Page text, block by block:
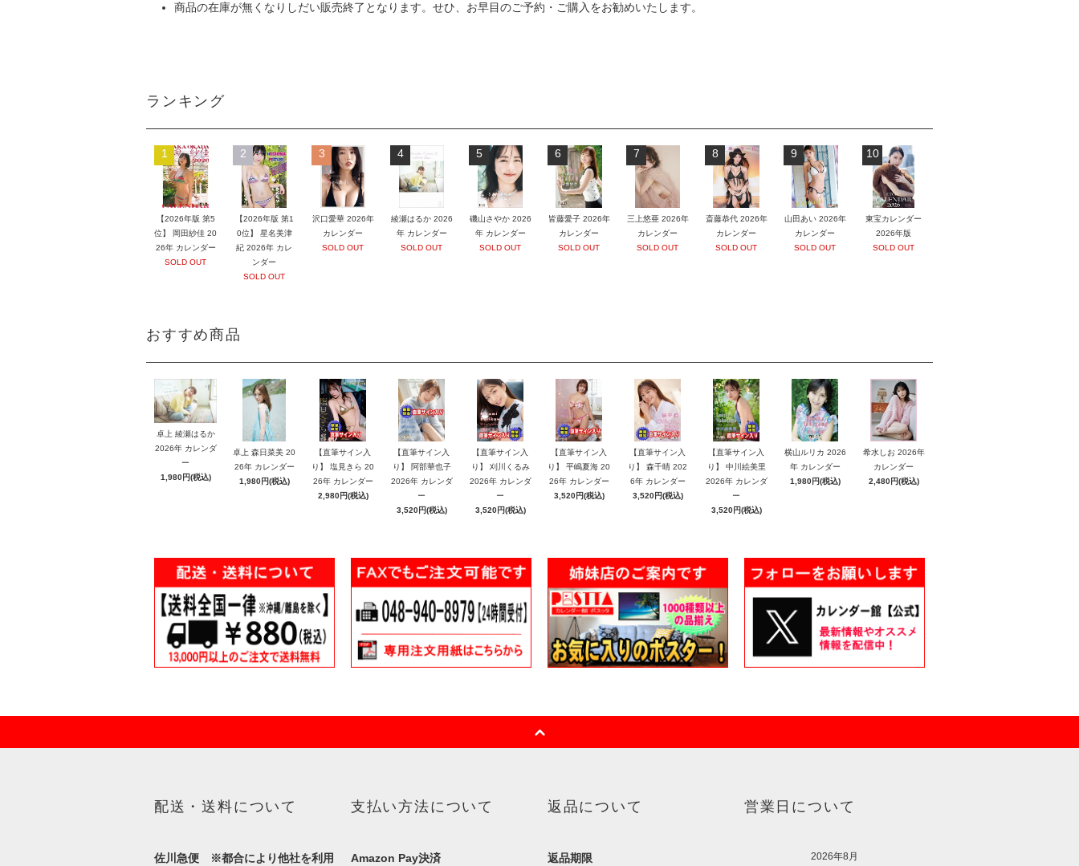
商品の在庫が無くなりしだい販売終了となります。せひ、お早目のご予約・ご購入をお勧めいたします。
ランキング
1
【2026年版 第5
位】 岡田紗佳 20
26年 カレンダー
SOLD OUT
2
【2026年版 第1
0位】 星名美津
紀 2026年 カレ
ンダー
SOLD OUT
3
沢口愛華 2026年
カレンダー
SOLD OUT
4
綾瀬はるか 2026
年 カレンダー
SOLD OUT
5
磯山さやか 2026
年 カレンダー
SOLD OUT
6
皆藤愛子 2026年
カレンダー
SOLD OUT
7
三上悠亜 2026年
カレンダー
SOLD OUT
8
斎藤恭代 2026年
カレンダー
SOLD OUT
9
山田あい 2026年
カレンダー
SOLD OUT
10
東宝カレンダー
2026年版
SOLD OUT
おすすめ商品
卓上 綾瀬はるか
2026年 カレンダ
ー
1,980円(税込)
卓上 森日菜美 20
26年 カレンダー
1,980円(税込)
【直筆サイン入
り】 塩見きら 20
26年 カレンダー
2,980円(税込)
【直筆サイン入
り】 阿部華也子
2026年 カレンダ
ー
3,520円(税込)
【直筆サイン入
り】 刈川くるみ
2026年 カレンダ
ー
3,520円(税込)
【直筆サイン入
り】 平嶋夏海 20
26年 カレンダー
3,520円(税込)
【直筆サイン入
り】 森千晴 202
6年 カレンダー
3,520円(税込)
【直筆サイン入
り】 中川絵美里
2026年 カレンダ
ー
3,520円(税込)
横山ルリカ 2026
年 カレンダー
1,980円(税込)
希水しお 2026年
カレンダー
2,480円(税込)
配送・送料について
佐川急便 ※都合により他社を利用
支払い方法について
Amazon Pay決済
返品について
返品期限
営業日について
2026年8月